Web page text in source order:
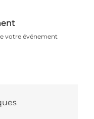
votre événement